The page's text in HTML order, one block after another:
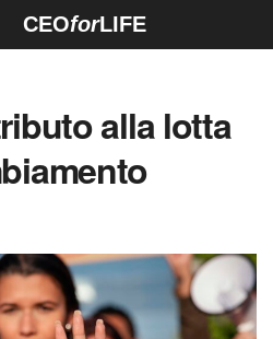
CEOforLIFE
alla lotta